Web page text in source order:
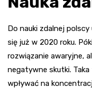
Do nauki zdalnej
się już w 2020 roku.
rozwiązanie awaryjne,
negatywne skutki.
wpływać na